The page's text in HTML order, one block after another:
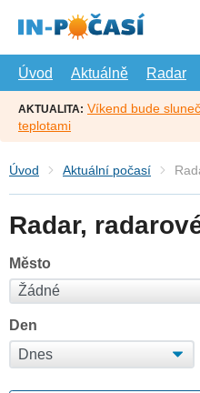
hlavní
Úvod
Aktuálně Radar
AKTUALITA: Víkend bude
teplotami
Úvod Aktuální počasí
Radar,
Město
Den